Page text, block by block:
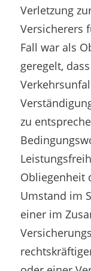
Verletzung
Versicherers
Fall war als
geregelt,
zu
Obliegenheit
Umstand im
einer im